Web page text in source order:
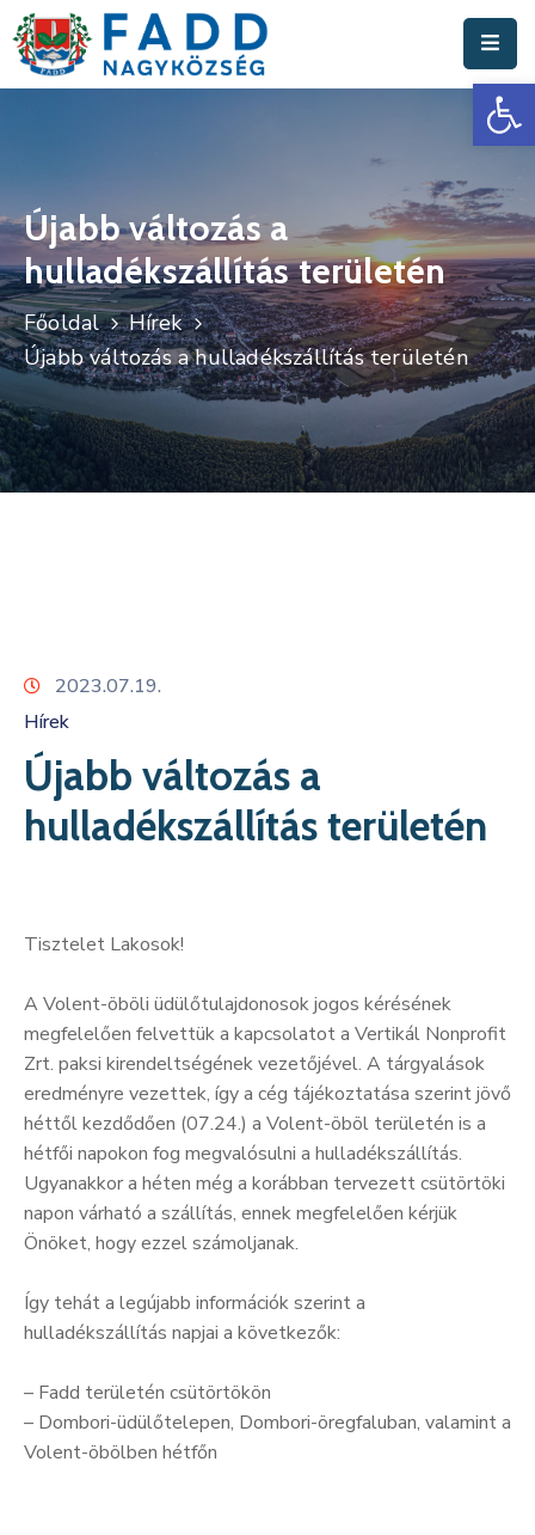
Hivatal
Fadd
Nagyközség
Turisztika
Választási
Információk
Események
Újabb változás a
hulladékszállítás területén
Főoldal
Hírek
Újabb változás a hulladékszállítás területén
2023.07.19.
Hírek
Újabb változás a
hulladékszállítás területén
Tisztelet Lakosok!
A Volent-öböli üdülőtulajdonosok jogos kérésének
megfelelően felvettük a kapcsolatot a Vertikál Nonprofit
Zrt. paksi kirendeltségének vezetőjével. A tárgyalások
eredményre vezettek, így a cég tájékoztatása szerint jövő
héttől kezdődően (07.24.) a Volent-öböl területén is a
hétfői napokon fog megvalósulni a hulladékszállítás.
Ugyanakkor a héten még a korábban tervezett csütörtöki
napon várható a szállítás, ennek megfelelően kérjük
Önöket, hogy ezzel számoljanak.
Így tehát a legújabb információk szerint a
hulladékszállítás napjai a következők:
– Fadd területén csütörtökön
– Dombori-üdülőtelepen, Dombori-öregfaluban, valamint a
Volent-öbölben hétfőn